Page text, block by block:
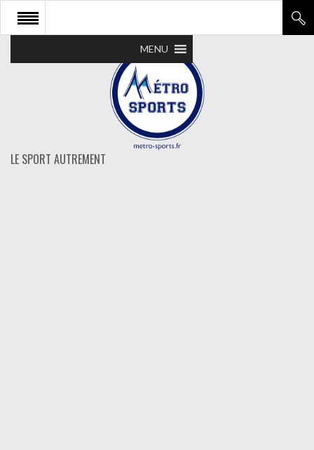
LE SPORT AUTREMENT
MENU